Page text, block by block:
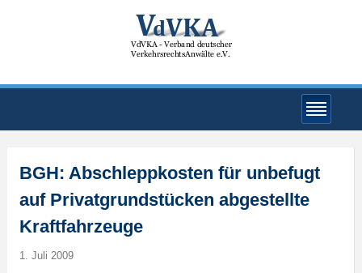
BGH: Abschleppkosten für unbefugt
auf Privatgrundstücken abgestellte
Kraftfahrzeuge
1. Juli 2009